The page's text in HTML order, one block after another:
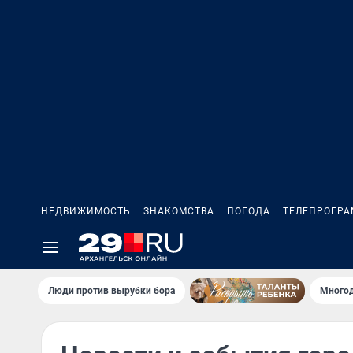
НЕДВИЖИМОСТЬ ЗНАКОМСТВА ПОГОДА
Люди против вырубки бора